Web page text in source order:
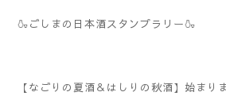
🍶ごしまの日本酒スタンプラリー🍶
【なごりの夏酒＆はしりの秋酒】始まり